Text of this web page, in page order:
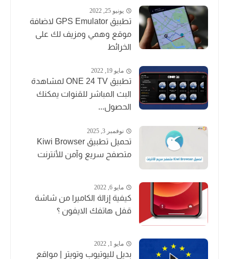
يونيو 25, 2022
تطبيق GPS Emulator لاضافة
موقع وهمي ومزيف لك على
الخرائط
مايو 19, 2022
تطبيق ONE 24 TV لمشاهدة
البث المباشر للقنوات يمكنك
الحصول...
نوفمبر 3, 2025
تحميل تطبيق Kiwi Browser
متصفح سريع وآمن للأنترنت
مايو 6, 2022
كيفية إزالة الكاميرا من شاشة
قفل هاتفك الايفون ؟
مايو 1, 2022
بديل لليوتيوب وتويتر | مواقع